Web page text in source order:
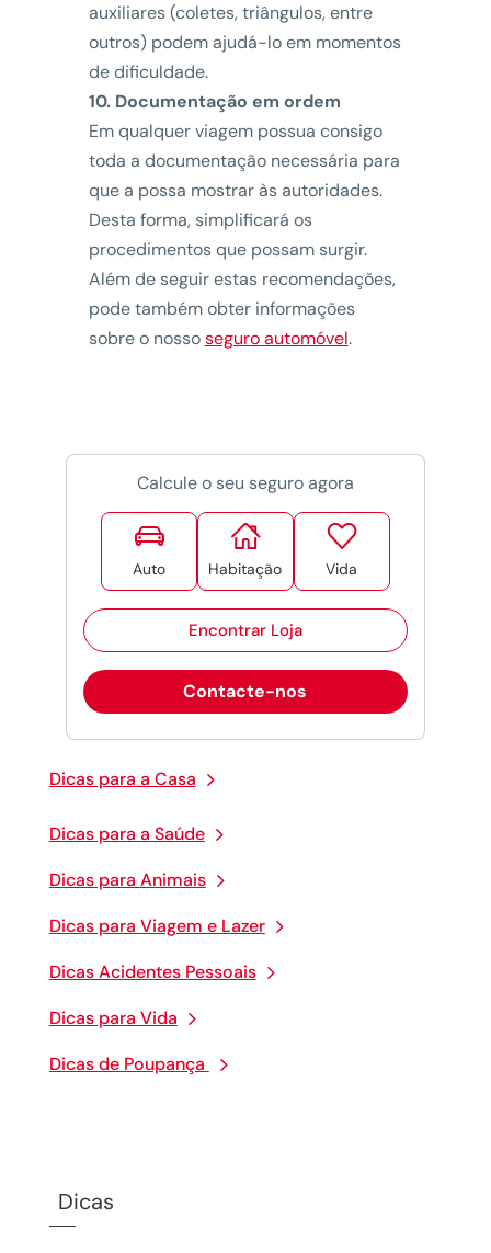
Dicas para a Casa
Dicas para a Saúde
Dicas para Animais
Dicas para Viagem e Lazer
Dicas Acidentes Pessoais
Dicas para Vida
Dicas de Poupança
auxiliares (coletes, triângulos, entre
outros) podem ajudá-lo em momentos
de dificuldade.
10. Documentação em ordem
Em qualquer viagem possua consigo
toda a documentação necessária para
que a possa mostrar às autoridades.
Desta forma, simplificará os
procedimentos que possam surgir.
Além de seguir estas recomendações,
pode também obter informações
sobre o nossoseguro automóvel.
Calcule o seu seguro agora

Auto

Habitação

Vida
Encontrar Loja
Contacte-nos
Dicas